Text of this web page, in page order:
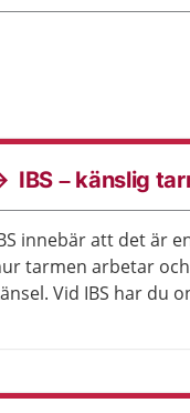
IBS – känslig
innebär att det är
tarmen arbetar
Vid IBS har du
dem genom att